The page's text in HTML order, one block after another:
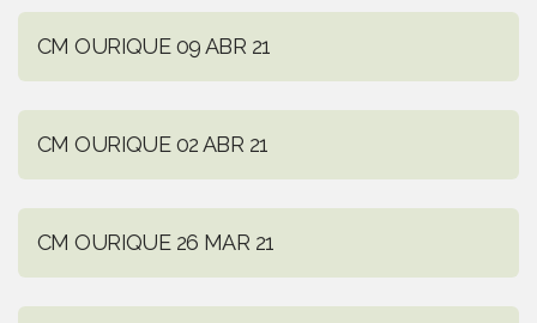
CM OURIQUE 09 ABR 21
CM OURIQUE 02 ABR 21
CM OURIQUE 26 MAR 21